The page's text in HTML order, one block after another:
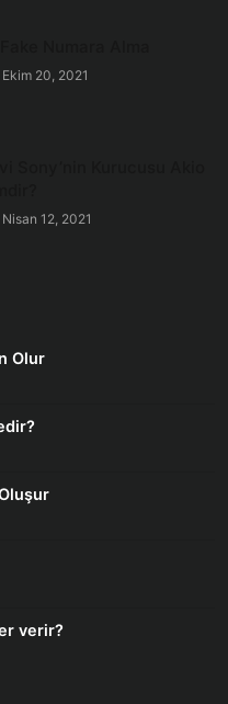
Ekim 20, 2021
Nisan 12, 2021
Olur
verir?